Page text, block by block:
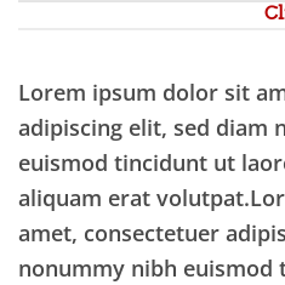
Lorem ipsum dolor sit
adipiscing elit, sed diam
euismod tincidunt ut
aliquam erat
amet, consectetuer
nonummy nibh